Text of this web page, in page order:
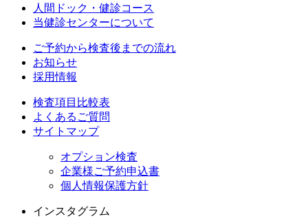
人間ドック・健診コース
当健診センターについて
ご予約から検査後までの流れ
お知らせ
採用情報
検査項目比較表
よくあるご質問
サイトマップ
オプション検査
企業様ご予約申込書
個人情報保護方針
インスタグラム